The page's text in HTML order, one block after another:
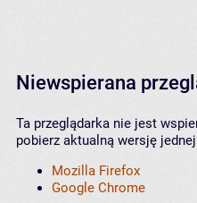
Niewspierana
Ta przeglądarka nie jest
pobierz aktualną wersję
Mozilla Firefox
Google Chrome